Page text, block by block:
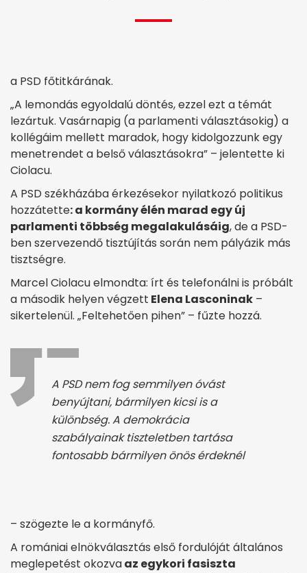
a PSD főtitkárának.
„A lemondás egyoldalú döntés, ezzel ezt a témát
lezártuk. Vasárnapig (a parlamenti választásokig) a
kollégáim mellett maradok, hogy kidolgozzunk egy
menetrendet a belső választásokra” – jelentette ki
Ciolacu.
A PSD székházába érkezésekor nyilatkozó politikus
hozzátette: a kormány élén marad egy új
parlamenti többség megalakulásáig, de a PSD-
ben szervezendő tisztújítás során nem pályázik más
tisztségre.
Marcel Ciolacu elmondta: írt és telefonálni is próbált
a második helyen végzett Elena Lasconinak –
sikertelenül. „Feltehetően pihen” – fűzte hozzá.
A PSD nem fog semmilyen óvást
benyújtani, bármilyen kicsi is a
különbség. A demokrácia
szabályainak tiszteletben tartása
fontosabb bármilyen önös érdeknél
– szögezte le a kormányfő.
A romániai elnökválasztás első fordulóját általános
meglepetést okozvaaz egykori fasiszta